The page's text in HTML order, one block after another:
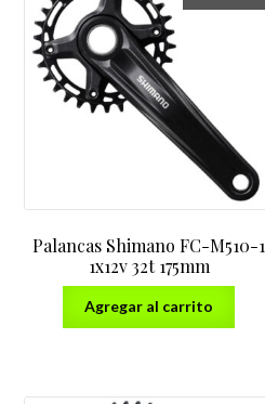
Palancas Shimano FC-M510-1
1x12v 32t 175mm
Agregar al carrito